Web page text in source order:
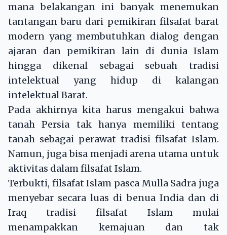
mana belakangan ini banyak menemukan
tantangan baru dari pemikiran filsafat barat
modern yang membutuhkan dialog dengan
ajaran dan pemikiran lain di dunia Islam
hingga dikenal sebagai sebuah tradisi
intelektual yang hidup di kalangan
intelektual Barat.
Pada akhirnya kita harus mengakui bahwa
tanah Persia tak hanya memiliki tentang
tanah sebagai perawat tradisi filsafat Islam.
Namun, juga bisa menjadi arena utama untuk
aktivitas dalam filsafat Islam.
Terbukti, filsafat Islam pasca Mulla Sadra juga
menyebar secara luas di benua India dan di
Iraq tradisi filsafat Islam mulai
menampakkan kemajuan dan tak